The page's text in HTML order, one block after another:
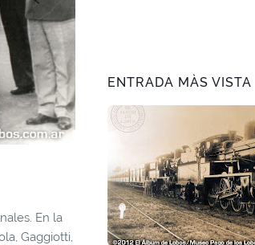
En la
Gaggiotti,
ENTRADA MÀS VISTA